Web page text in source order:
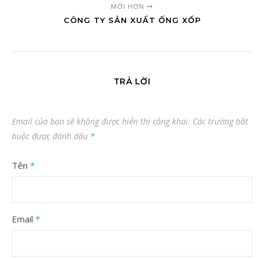
MỚI HƠN
CÔNG TY SẢN XUẤT ỐNG XỐP
TRẢ LỜI
Email của bạn sẽ không được hiển thị công khai. Các trường bắt
buộc được đánh dấu *
Tên *
Email *